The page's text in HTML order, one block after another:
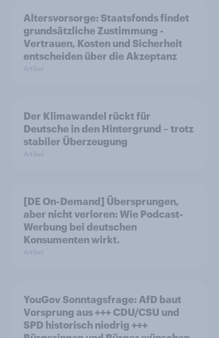
Altersvorsorge: Staatsfonds findet
grundsätzliche Zustimmung -
Vertrauen, Kosten und Sicherheit
entscheiden über die Akzeptanz
Artikel
Der Klimawandel rückt für
Deutsche in den Hintergrund – trotz
stabiler Überzeugung
Artikel
[DE On-Demand] Übersprungen,
aber nicht verloren: Wie Podcast-
Werbung bei deutschen
Konsumenten wirkt.
Artikel
YouGov Sonntagsfrage: AfD baut
Vorsprung aus +++ CDU/CSU und
SPD historisch niedrig +++